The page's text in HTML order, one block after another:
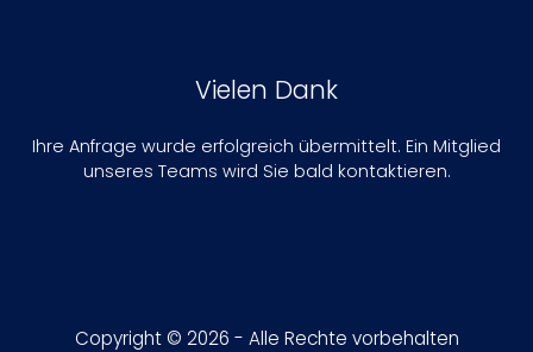
Vielen Dank
Ihre Anfrage wurde erfolgreich übermittelt. Ein Mitglied
unseres Teams wird Sie bald kontaktieren.
Copyright © 2026 - Alle Rechte vorbehalten